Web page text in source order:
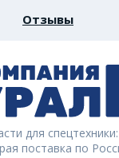
Отзывы
для спецтехники:
поставка по